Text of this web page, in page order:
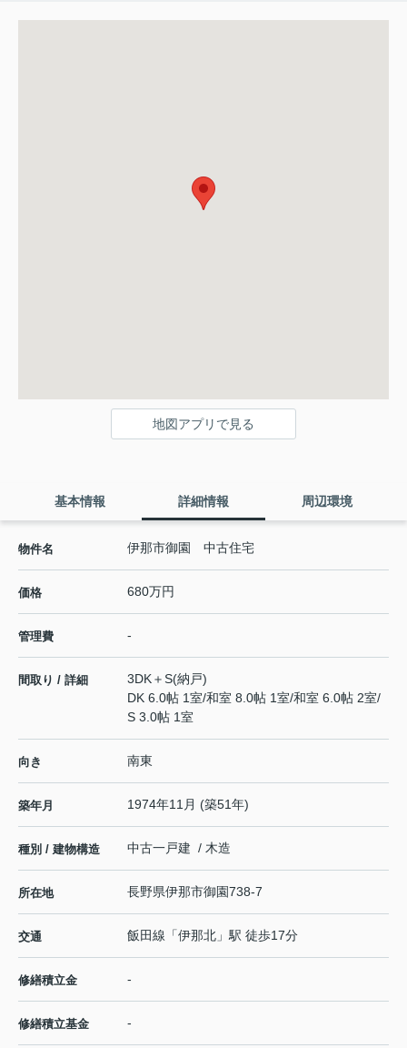
地図アプリで見る
基本情報 詳細情報 周辺環境
物件名 伊那市御園 中古住宅
価格 680万円
管理費 -
間取り / 詳細
3DK＋S(納戸)
DK 6.0帖 1室/和室 8.0帖 1室/和室 6.0帖 2室/
S 3.0帖 1室
向き 南東
築年月 1974年11月 (築51年)
種別 / 建物構造 中古一戸建 / 木造
所在地 長野県伊那市御園738-7
交通 飯田線 「伊那北 」駅 徒歩17分
修繕積立金 -
修繕積立基金 -